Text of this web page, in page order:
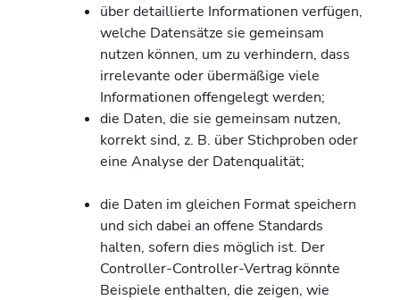
über detaillierte Informationen verfügen,
welche Datensätze sie gemeinsam
nutzen können, um zu verhindern, dass
irrelevante oder übermäßige viele
Informationen offengelegt werden;
die Daten, die sie gemeinsam nutzen,
korrekt sind, z. B. über Stichproben oder
eine Analyse der Datenqualität;
die Daten im gleichen Format speichern
und sich dabei an offene Standards
halten, sofern dies möglich ist. Der
Controller-Controller-Vertrag könnte
Beispiele enthalten, die zeigen, wie